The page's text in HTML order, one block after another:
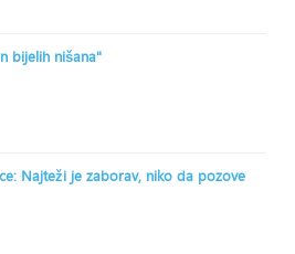
bijelih nišana"
Najteži je zaborav, niko da pozove